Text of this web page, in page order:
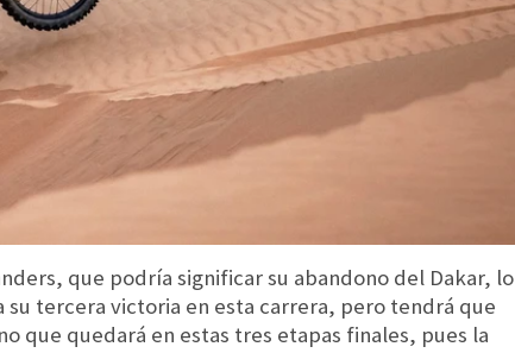
que podría significar su abandono del Dakar, lo
tercera victoria en esta carrera, pero tendrá que
que quedará en estas tres etapas finales, pues la